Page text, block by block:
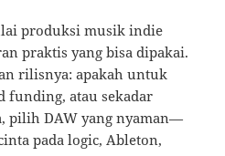
produksi musik indie
praktis yang bisa dipakai.
rilisnya: apakah untuk
atau sekadar
pilih DAW yang nyaman—
pada logic, Ableton,